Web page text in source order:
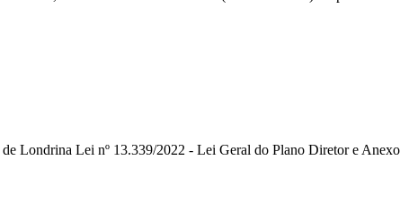
Londrina Lei nº 13.339/2022 - Lei Geral do Plano Diretor e